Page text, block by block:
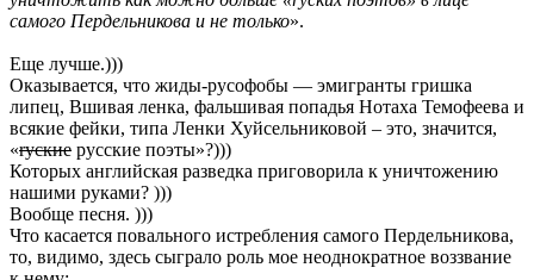
самого Пердельникова и не только».
Еще лучше.)))
Оказывается, что жиды-русофобы — эмигранты гришка
липец, Вшивая ленка, фальшивая попадья Нотаха Темофеева и
всякие фейки, типа Ленки Хуйсельниковой – это, значится,
«rуские русские поэты»?)))
Которых английская разведка приговорила к уничтожению
нашими руками? )))
Вообще песня. )))
Что касается повального истребления самого Пердельникова,
то, видимо, здесь сыграло роль мое неоднократное воззвание